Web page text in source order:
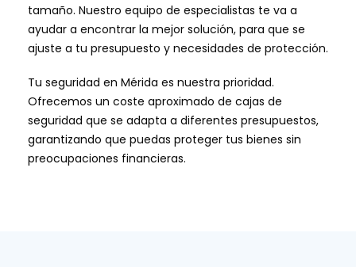
tamaño. Nuestro equipo de especialistas te va a
ayudar a encontrar la mejor solución, para que se
ajuste a tu presupuesto y necesidades de protección.
Tu seguridad en Mérida es nuestra prioridad.
Ofrecemos un coste aproximado de cajas de
seguridad que se adapta a diferentes presupuestos,
garantizando que puedas proteger tus bienes sin
preocupaciones financieras.